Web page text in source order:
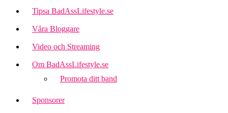
Tipsa BadAssLifestyle.se
Våra Bloggare
Video och Streaming
Om BadAssLifestyle.se
Promota ditt band
Sponsorer